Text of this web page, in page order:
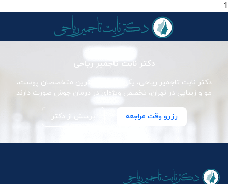
1
دکتر نابت تاجمیر ریاحی
دکتر نابت تاجمیر ریاحی، یکی از برجسته‌ترین متخصصان پوست،
مو و زیبایی در تهران، تخصص ویژه‌ای در درمان جوش صورت دارند
رزرو وقت مراجعه پرسش از دکتر